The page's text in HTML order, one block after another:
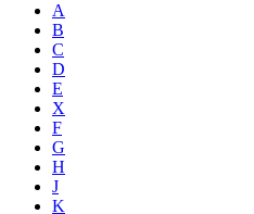
A
B
C
D
E
X
F
G
H
J
K